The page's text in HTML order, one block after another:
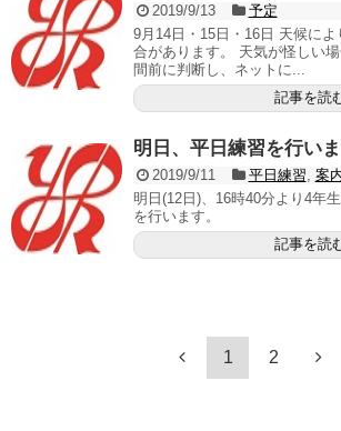
2019/9/13
予定
9月14日・15日・16日 天候に
合があります。 天気が怪しい
間前に判断し、ネットに...
記事を読
明日、平日練習を行いま
2019/9/11 平日練習 案
明日(12日)、16時40分より4年
を行います。
記事を読
1 2